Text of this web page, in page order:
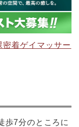
着ゲイマッサー
歩7分のところに